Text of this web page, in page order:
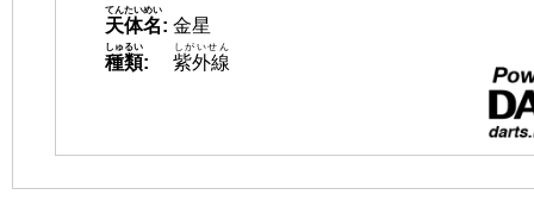
天体名
てんたいめい
: 金星
種類
しゅるい
: 紫外線
しがいせん